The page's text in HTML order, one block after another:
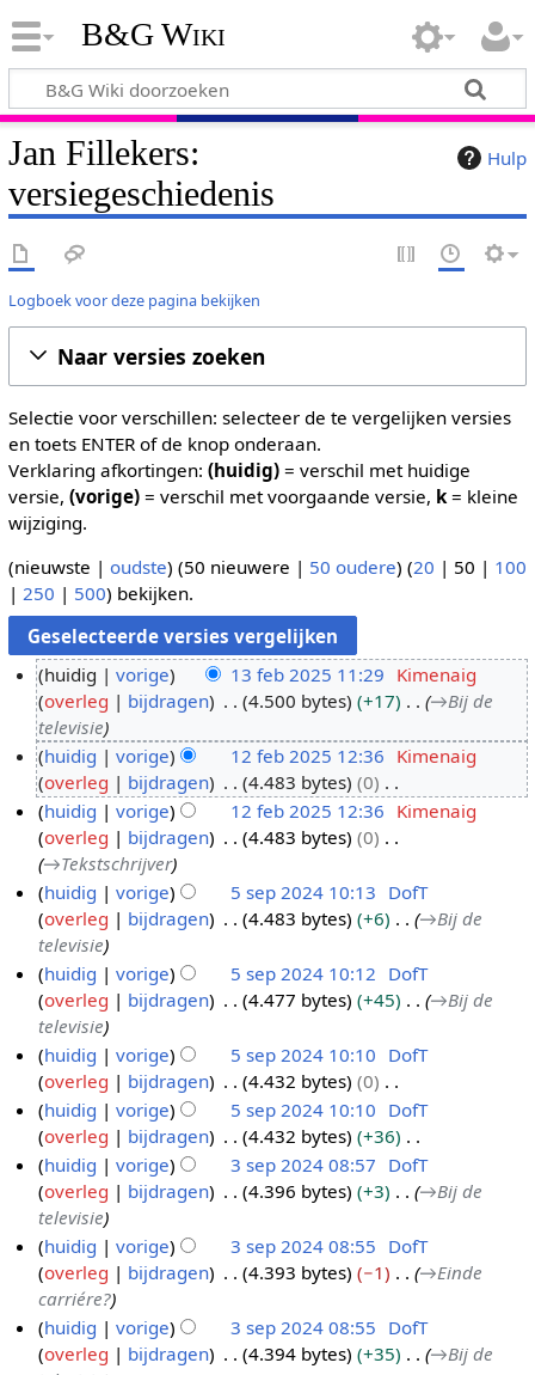
B&G Wiki
Hulp
Jan Fillekers:
versiegeschiedenis
Logboek voor deze pagina bekijken
Naar versies zoeken
Selectie voor verschillen: selecteer de te vergelijken versies
en toets ENTER of de knop onderaan.
Verklaring afkortingen: (huidig)= verschil met huidige
versie, (vorige)= verschil met voorgaande versie, k= kleine
wijziging.
(nieuwste | oudste) (50 nieuwere | 50 oudere) (20 | 50 | 100
| 250 | 500) bekijken.
b
2
huidig vorige 13 feb 2025 11:29 Kimenaig
overleg
bijdragen 4.500 bytes +17 →Bij de
televisie
2
b
2
huidig vorige 12 feb 2025 12:36 Kimenaig
overleg
bijdragen 4.483 bytes
0
G
e
e
n
b
e
w
e
r
k
i
n
g
s
s
a
m
e
n
v
a
t
huidig vorige 12 feb 2025 12:36 Kimenaig
overleg
bijdragen 4.483 bytes
0
→Tekstschrijver
e
0
4
huidig vorige 5 sep 2024 10:13 DofT
overleg
bijdragen 4.483 bytes +6 →Bij de
televisie
huidig
vorige 5 sep 2024 10:12 DofT
overleg
bijdragen 4.477 bytes +45 →Bij de
televisie
huidig
vorige 5 sep 2024 10:10 DofT
overleg
bijdragen 4.432 bytes
0
G
e
e
n
b
e
w
e
r
k
i
huidig vorige 5 sep 2024 10:10 DofT
overleg
bijdragen 4.432 bytes
+36
G
e
e
n
b
e
w
e
e
0
huidig vorige 3 sep 2024 08:57 DofT
overleg
bijdragen 4.396 bytes +3 →Bij de
televisie
huidig
vorige 3 sep 2024 08:55 DofT
overleg
bijdragen 4.393 bytes −1 →Einde
carriére?
huidig
vorige 3 sep 2024 08:55 DofT
overleg
bijdragen 4.394 bytes +35 →Bij de